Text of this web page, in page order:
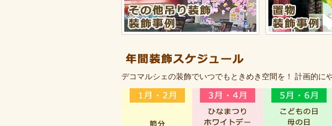
デコマルシェの装飾でいつでもときめき空間を！ 計画的に